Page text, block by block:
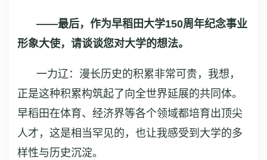
——最后，作为早稻田大学150周年纪念事业
形象大使，请谈谈您对大学的想法。
一力辽：漫长历史的积累非常可贵，我想，
正是这种积累构筑起了向全世界延展的共同体。
早稻田在体育、经济界等各个领域都培育出顶尖
人才，这是相当罕见的，也让我感受到大学的多
样性与历史沉淀。